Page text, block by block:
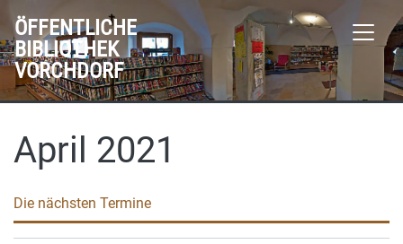
ÖFFENTLICHE
BIBLIOTHEK
VORCHDORF
April 2021
Die nächsten Termine